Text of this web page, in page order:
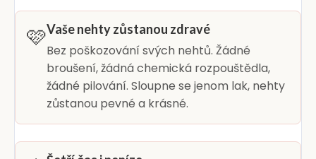
🩷Vaše nehty zůstanou zdravé
Bez poškozování svých nehtů. Žádné
broušení, žádná chemická rozpouštědla,
žádné pilování. Sloupne se jenom lak, nehty
zůstanou pevné a krásné.